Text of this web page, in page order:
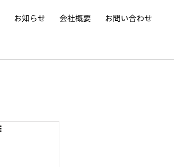
お知らせ 会社概要 お問い合わせ